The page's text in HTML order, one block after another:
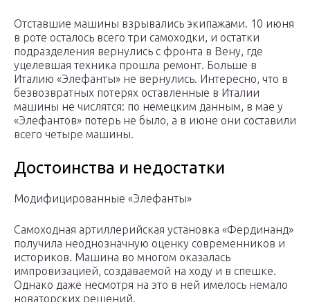
Отставшие машины взрывались экипажами. 10 июня
в роте осталось всего три самоходки, и остатки
подразделения вернулись с фронта в Вену, где
уцелевшая техника прошла ремонт. Больше в
Италию «Элефанты» не вернулись. Интересно, что в
безвозвратных потерях оставленные в Италии
машины не числятся: по немецким данным, в мае у
«Элефантов» потерь не было, а в июне они составили
всего четыре машины.
Достоинства и недостатки
Модифицированные «Элефанты»
Самоходная артиллерийская установка «Фердинанд»
получила неоднозначную оценку современников и
историков. Машина во многом оказалась
импровизацией, создаваемой на ходу и в спешке.
Однако даже несмотря на это в ней имелось немало
новаторских решений.